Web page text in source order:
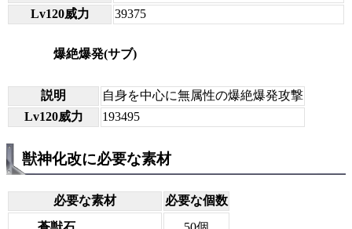
Lv120威力
39375
爆絶爆発(サブ)
説明
自身を中心に無属性の爆絶爆発攻撃
Lv120威力
193495
獣神化改に必要な素材
必要な素材
必要な個数